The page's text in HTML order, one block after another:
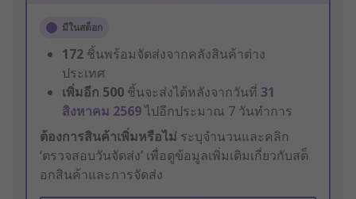
มีในสต็อก
172 ชิ้นพร้อมจัดส่งจากคลังสินค้าต่าง
ประเทศ
เพิ่มอีก 500 ชิ้นจะส่งได้หลังจากวันที่ 31
สิงหาคม 2569ไปอีกประมาณ 7 วันทำการ
ต้องการสินค้าเพิ่มหรือไม่ ระบุจำนวนและคลิก
‘ตรวจสอบวันจัดส่ง’ เพื่อดูข้อมูลเพิ่มเติมเกี่ยวกับสต็
อกสินค้าและการจัดส่ง